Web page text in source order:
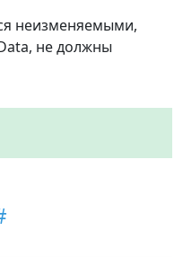
неизменяемыми,
не должны